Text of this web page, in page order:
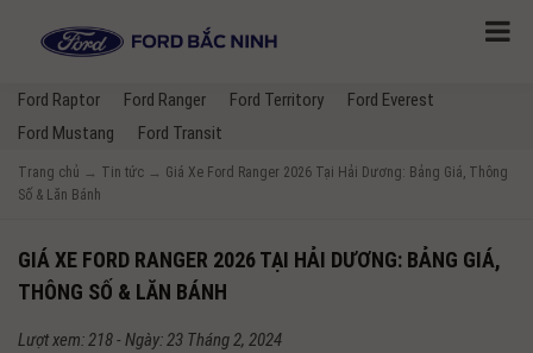
Ford Raptor Ford Ranger Ford Territory
Ford Everest
Ford Mustang
Ford Transit
Trang chủ → Tin tức → Giá Xe Ford Ranger 2026 Tại Hải Dương: Bảng Giá, Thông
Số & Lăn Bánh
GIÁ XE FORD RANGER 2026 TẠI HẢI DƯƠNG: BẢNG GIÁ,
THÔNG SỐ & LĂN BÁNH
Lượt xem: 218 - Ngày: 23 Tháng 2, 2024